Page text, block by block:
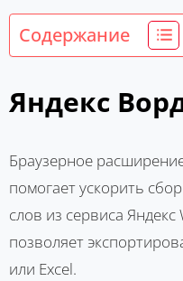
Содержание
Яндекс
Браузерное
помогает ускорить
слов из сервиса
позволяет
или Excel.